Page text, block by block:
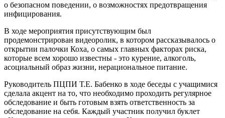
о безопасном поведении, о возможностях предотвращения
инфицирования.
В ходе мероприятия присутствующим был
продемонстрирован видеоролик, в котором рассказывалось о
открытии палочки Коха, о самых главных факторах риска,
которые всем хорошо известны - это курение, алкоголь,
асоциальный образ жизни, нерациональное питание.
Руководитель ПЦПИ Т.Е. Бабенко в ходе беседы с учащимися
сделала акцент на то, что необходимо проходить регулярное
обследование и быть готовым взять ответственность за
обследование на себя. Каждый участник получил буклет